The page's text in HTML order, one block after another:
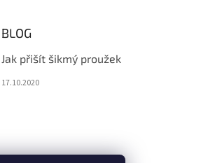
BLOG
Jak přišít šikmý proužek
17.10.2020